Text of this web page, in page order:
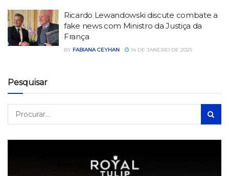
Ricardo Lewandowski discute combate a
fake news com Ministro da Justiça da
França
BY FABIANA CEYHAN 14 DE JANEIRO DE 2025
Pesquisar